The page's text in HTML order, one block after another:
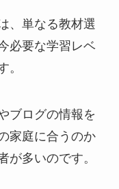
、単なる教材選
必要な学習レベ
。
ブログの情報を
家庭に合うのか
が多いのです。